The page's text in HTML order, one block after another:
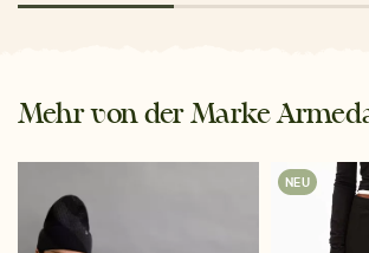
Mehr von der Marke
NEU